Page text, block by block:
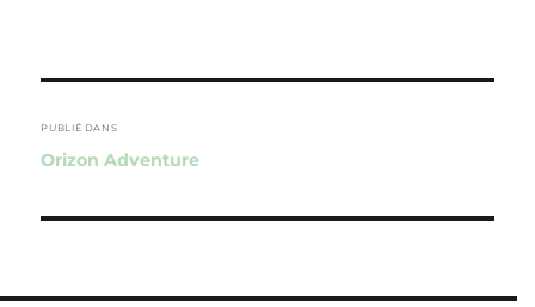
de
l’article
PUBLIÉ DANS
Orizon Adventure